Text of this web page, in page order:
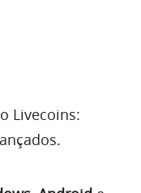
Livecoins: